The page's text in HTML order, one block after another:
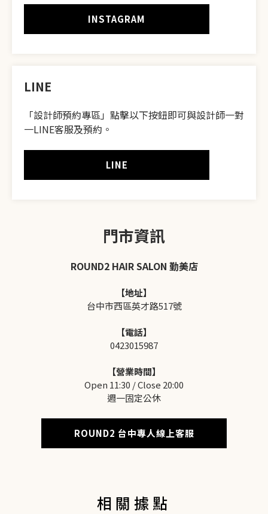
INSTAGRAM
LINE
「設計師預約專區」 點擊以下按鈕即可與設計師一對
一LINE客服及預約。
LINE
門市資訊
ROUND2 HAIR SALON 勤美店
【地址】
台中市西區英才路517號
【電話】
0423015987
【營業時間】
Open 11:30 / Close 20:00
週一固定公休
ROUND2 台中專人線上客服
相關據點